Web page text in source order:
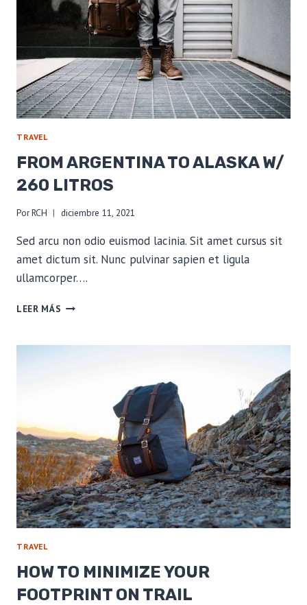
TRAVEL
FROM ARGENTINA TO ALASKA W/
260 LITROS
PorRCH diciembre 11, 2021
Sed arcu non odio euismod lacinia. Sit amet cursus sit
amet dictum sit. Nunc pulvinar sapien et ligula
ullamcorper….
LEER MÁS FROM
ALASKA
TRAVEL
HOW TO MINIMIZE YOUR
FOOTPRINT ON TRAIL